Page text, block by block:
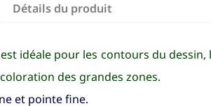
Détails du produit
idéale pour les contours du dessin,
des grandes zones.
et pointe fine.